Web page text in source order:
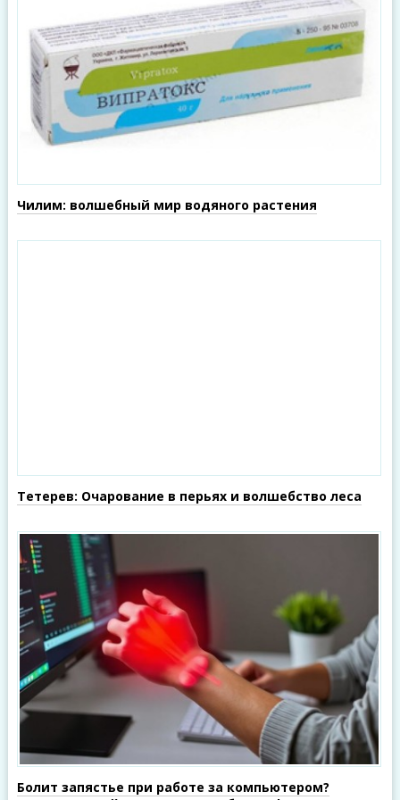
Чилим: волшебный мир водяного растения
Тетерев: Очарование в перьях и волшебство леса
Болит запястье при работе за компьютером?